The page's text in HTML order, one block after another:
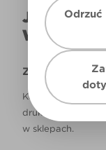
JAK
Zastrzeżenie
Kolory, które są
drukowane,
w sklepach.